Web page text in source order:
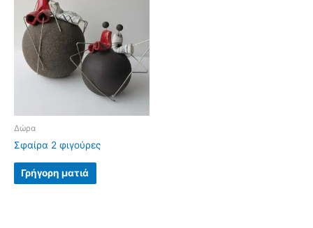
Δώρα
Σφαίρα 2 φιγούρες
Γρήγορη ματιά